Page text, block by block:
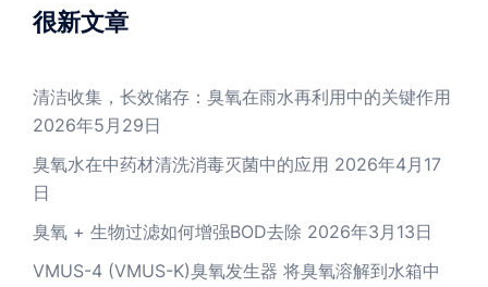
很新文章
清洁收集，长效储存：臭氧在雨水再利用中的关键作用
2026年5月29日
臭氧水在中药材清洗消毒灭菌中的应用 2026年4月17
日
臭氧 + 生物过滤如何增强BOD去除 2026年3月13日
VMUS-4 (VMUS-K)臭氧发生器 将臭氧溶解到水箱中